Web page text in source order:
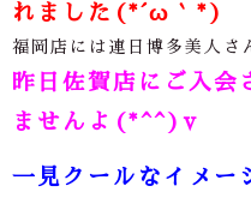
れました(*´ω｀*)
福岡店には連日博多美人さ
昨日佐賀店にご入会
ませんよ(*^^)v
一見クールなイメー